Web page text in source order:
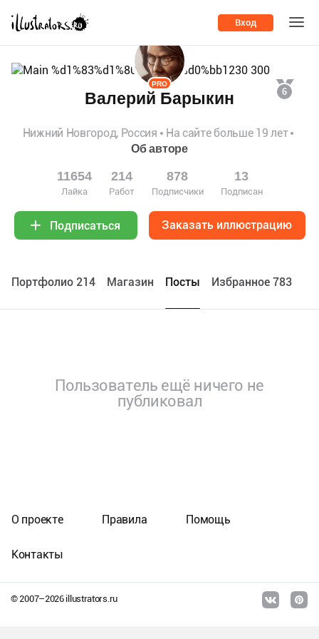
Вход
6
PRO
Валерий Барыкин
Нижний Новгород, Россия
На сайте больше 19 лет
Об авторе
11654
Лайка
214
Работ
878
Подписчики
13
Подписан
Подписаться Заказать иллюстрацию
Портфолио 214 Maгазин Посты Избранное 783
Пользователь ещё ничего не
публиковал
© 2007–2026illustrators.ru
О проекте Правила Помощь
Контакты